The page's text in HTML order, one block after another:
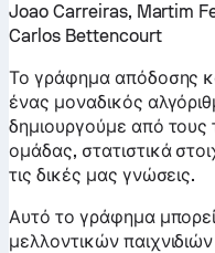
Joao Carreiras, Martim
Carlos Bettencourt
Το γράφημα απόδοσης
ένας μοναδικός
δημιουργούμε από τους
ομάδας, στατιστικά
τις δικές μας γνώσεις.
Αυτό το γράφημα
μελλοντικών